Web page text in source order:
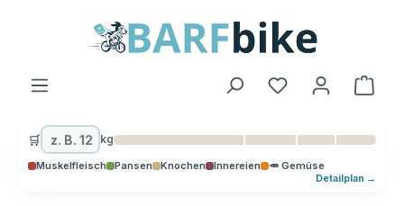
🛒 kg
Muskelfleisch Pansen Knochen Innereien 🥕 Gemüse
Detailplan →